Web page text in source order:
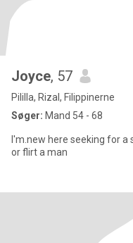
Joyce, 57
Pililla, Rizal, Filippinerne
Søger: Mand 54 - 68
I'm.new here seeking for
or flirt a man